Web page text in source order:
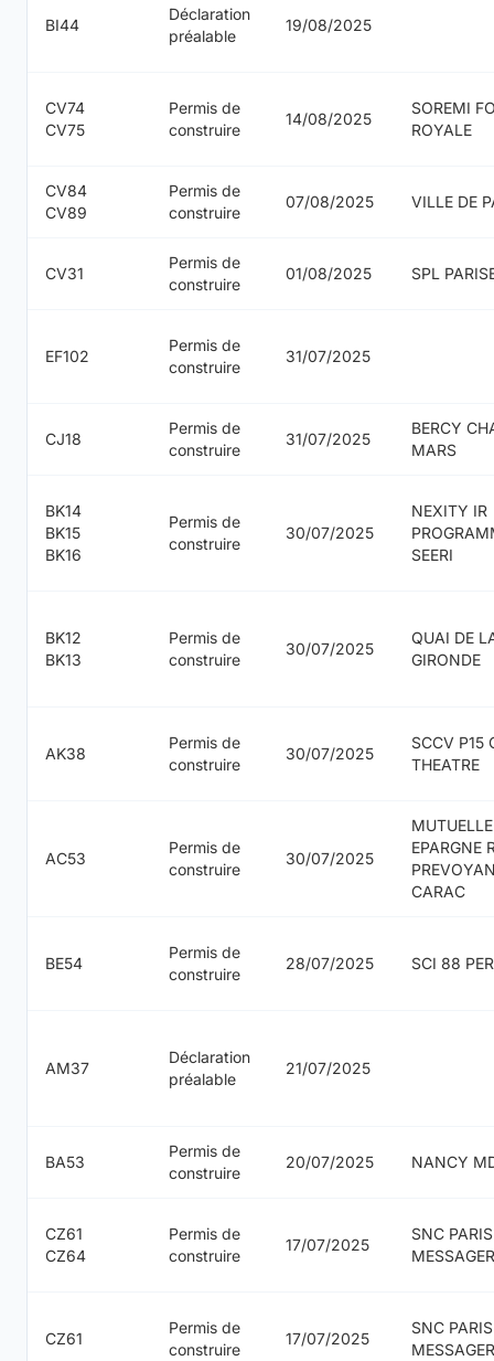
BI44
Déclaration
préalable
19/08/2025
CV74
CV75
Permis de
construire
14/08/2025
SOREMI
ROYALE
CV84
CV89
Permis de
construire
07/08/2025 VILLE DE
CV31
Permis de
construire
01/08/2025 SPL
EF102
Permis de
construire
31/07/2025
CJ18
Permis de
construire
31/07/2025
BERCY
MARS
BK14
BK15
BK16
Permis de
construire
30/07/2025
NEXITY IR
SEERI
BK12
BK13
Permis de
construire
30/07/2025
QUAI DE
GIRONDE
AK38
Permis de
construire
30/07/2025
SCCV P15
THEATRE
AC53
Permis de
construire
30/07/2025
MUTUELLE
EPARGNE
CARAC
BE54
Permis de
construire
28/07/2025 SCI 88
AM37
Déclaration
préalable
21/07/2025
BA53
Permis de
construire
20/07/2025 NANCY
CZ61
CZ64
Permis de
construire
17/07/2025
SNC
CZ61
Permis de
construire
17/07/2025
SNC